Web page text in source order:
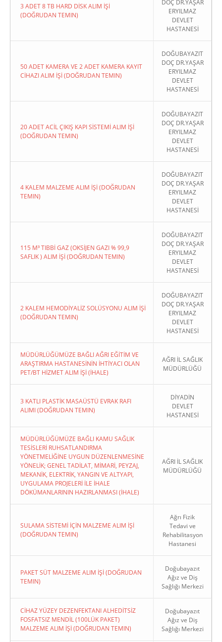
3 ADET 8 TB HARD DİSK ALIM İŞİ
(DOĞRUDAN TEMIN)
DOÇ DR.YAŞAR
ERYILMAZ
DEVLET
HASTANESİ
50 ADET KAMERA VE 2 ADET KAMERA KAYIT
CİHAZI ALIM İŞİ (DOĞRUDAN TEMIN)
DOĞUBAYAZIT
DOÇ DR.YAŞAR
ERYILMAZ
DEVLET
HASTANESİ
20 ADET ACİL ÇIKIŞ KAPI SİSTEMİ ALIM İŞİ
(DOĞRUDAN TEMIN)
DOĞUBAYAZIT
DOÇ DR.YAŞAR
ERYILMAZ
DEVLET
HASTANESİ
4 KALEM MALZEME ALIM İŞİ (DOĞRUDAN
TEMIN)
DOĞUBAYAZIT
DOÇ DR.YAŞAR
ERYILMAZ
DEVLET
HASTANESİ
115 M³ TIBBİ GAZ (OKSİJEN GAZI % 99,9
SAFLIK ) ALIM İŞİ (DOĞRUDAN TEMIN)
DOĞUBAYAZIT
DOÇ DR.YAŞAR
ERYILMAZ
DEVLET
HASTANESİ
2 KALEM HEMODİYALİZ SOLÜSYONU ALIM İŞİ
(DOĞRUDAN TEMIN)
DOĞUBAYAZIT
DOÇ DR.YAŞAR
ERYILMAZ
DEVLET
HASTANESİ
MÜDÜRLÜĞÜMÜZE BAĞLI AĞRI EĞİTİM VE
ARAŞTIRMA HASTANESİNİN İHTİYACI OLAN
PET/BT HİZMET ALIM İŞİ (İHALE)
AĞRI İL SAĞLIK
MÜDÜRLÜĞÜ
3 KATLI PLASTİK MASAÜSTÜ EVRAK RAFI
ALIMI (DOĞRUDAN TEMIN)
DİYADİN
DEVLET
HASTANESİ
MÜDÜRLÜĞÜMÜZE BAĞLI KAMU SAĞLIK
TESİSLERİ RUHSATLANDIRMA
YÖNETMELİĞİNE UYGUN DÜZENLENMESİNE
YÖNELİK; GENEL TADİLAT, MİMARİ, PEYZAJ,
MEKANİK, ELEKTRİK, YANGIN VE ALTYAPI,
UYGULAMA PROJELERİ İLE İHALE
DÖKÜMANLARININ HAZIRLANMASI (İHALE)
AĞRI İL SAĞLIK
MÜDÜRLÜĞÜ
SULAMA SİSTEMİ İÇİN MALZEME ALIM İŞİ
(DOĞRUDAN TEMIN)
Ağrı Fizik
Tedavi ve
Rehabilitasyon
Hastanesi
PAKET SÜT MALZEME ALIM İŞİ (DOĞRUDAN
TEMIN)
Doğubayazıt
Ağız ve Diş
Sağlığı Merkezi
CİHAZ YÜZEY DEZENFEKTANI ALHEDİTSİZ
FOSFATSIZ MENDİL (100LÜK PAKET)
MALZEME ALIM İŞİ (DOĞRUDAN TEMIN)
Doğubayazıt
Ağız ve Diş
Sağlığı Merkezi